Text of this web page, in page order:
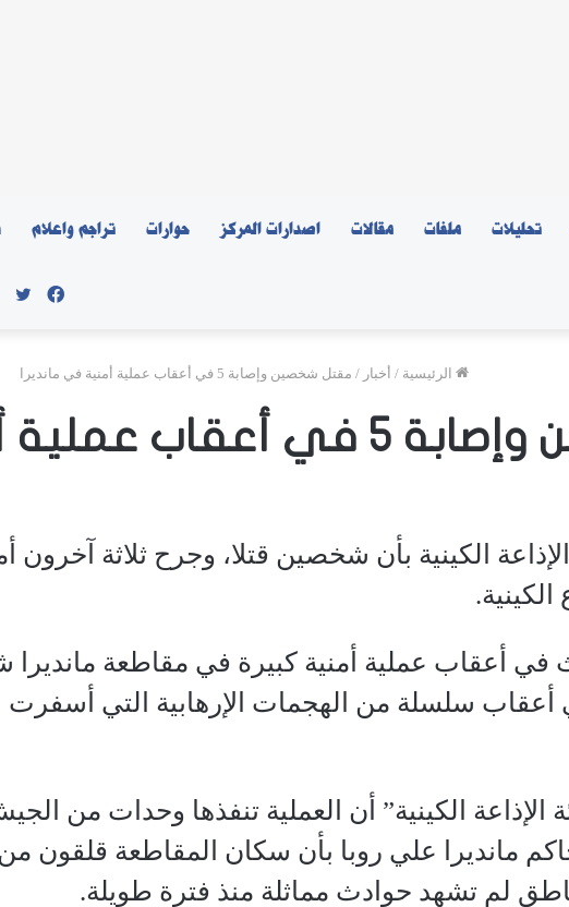
تحليلات ملفات مقالات اصدارات المركز حوارات تراجم واعلام
الرئيسية / أخبار / مقتل شخصين وإصابة 5 في أعقاب عملية أمنية في مانديرا
أمنية في مانديرا
الكينية بأن شخصين قتلا، وجرح ثلاثة آخرون
في أعقاب عملية أمنية كبيرة في مقاطعة مانديرا
الإذاعة الكينية” أن العملية تنفذها وحدات من
مانديرا علي روبا بأن سكان المقاطعة قلقون من
لم تشهد حوادث مماثلة منذ فترة طويلة.